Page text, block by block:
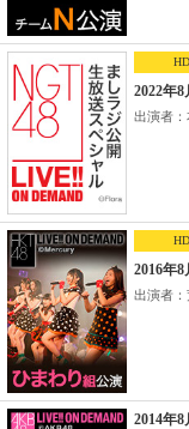
HD
2022年
出演者：
HD
2016年
出演者：
2014年